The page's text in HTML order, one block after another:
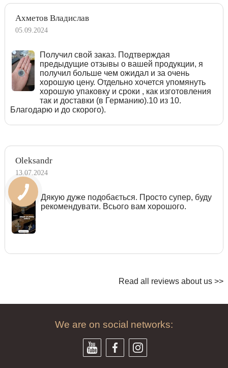
Ахметов Владислав
05.09.2024
Получил свой заказ. Подтверждая
предыдущие отзывы о вашей продукции, я
получил больше чем ожидал и за очень
хорошую цену. Отдельно хочется упомянуть
хорошую упаковку и сроки , как изготовления
так и доставки (в Германию).10 из 10.
Благодарю и до скорого).
Oleksandr
13.07.2024
Дякую дуже подобається. Просто супер, буду
рекомендувати. Всього вам хорошого.
Read all reviews about us >>
We are on social networks: